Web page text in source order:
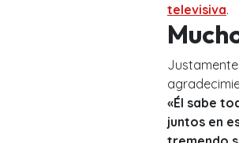
televisiva.
«Él sabe
juntos en